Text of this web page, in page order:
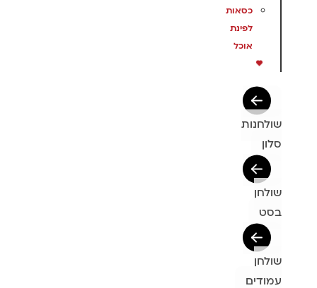
כסאות
לפינת
אוכל
שולחנות
סלון
שולחן
בסט
שולחן
עמודים